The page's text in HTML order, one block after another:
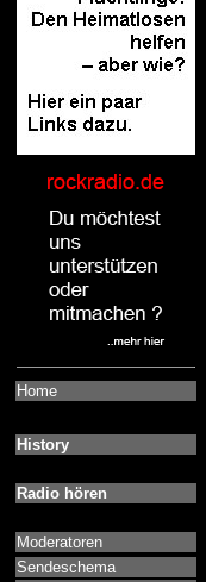
Home
History
Radio hören
Moderatoren
Sendeschema